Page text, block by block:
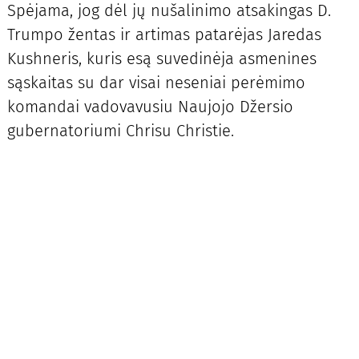
Spėjama, jog dėl jų nušalinimo atsakingas D.
Trumpo žentas ir artimas patarėjas Jaredas
Kushneris, kuris esą suvedinėja asmenines
sąskaitas su dar visai neseniai perėmimo
komandai vadovavusiu Naujojo Džersio
gubernatoriumi Chrisu Christie.